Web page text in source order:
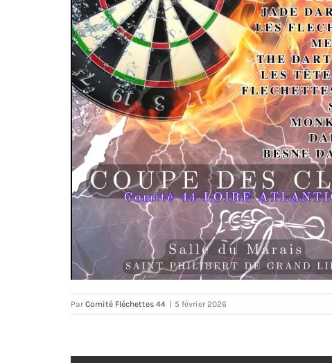
ParComité Fléchettes 44 5 février 2026